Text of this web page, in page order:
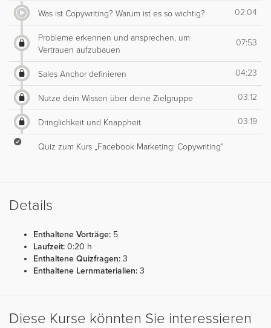
Was ist Copywriting? Warum ist es so wichtig? 02:04
Probleme erkennen und ansprechen, um
Vertrauen aufzubauen
07:53
Sales Anchor definieren 04:23
Nutze dein Wissen über deine Zielgruppe 03:12
Dringlichkeit und Knappheit 03:19
Quiz zum Kurs „Facebook Marketing: Copywriting“
Details
Enthaltene Vorträge: 5
Laufzeit: 0:20 h
Enthaltene Quizfragen: 3
Enthaltene Lernmaterialien: 3
Diese Kurse könnten Sie interessieren